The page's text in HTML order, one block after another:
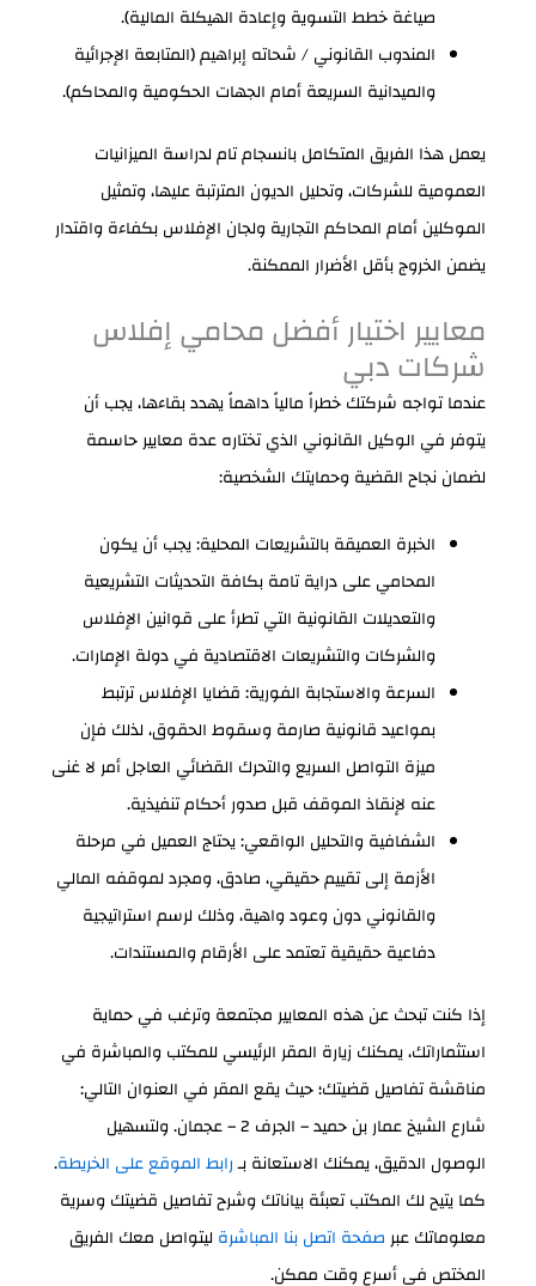
صياغة خطط التسوية وإعادة الهيكلة المالية).
المندوب القانوني / شحاته إبراهيم (المتابعة الإجرائية
والميدانية السريعة أمام الجهات الحكومية والمحاكم).
يعمل هذا الفريق المتكامل بانسجام تام لدراسة الميزانيات
العمومية للشركات، وتحليل الديون المترتبة عليها، وتمثيل
الموكلين أمام المحاكم التجارية ولجان الإفلاس بكفاءة واقتدار
يضمن الخروج بأقل الأضرار الممكنة.
معايير اختيار أفضل محامي إفلاس
شركات دبي
عندما تواجه شركتك خطراً مالياً داهماً يهدد بقاءها، يجب أن
يتوفر في الوكيل القانوني الذي تختاره عدة معايير حاسمة
لضمان نجاح القضية وحمايتك الشخصية:
الخبرة العميقة بالتشريعات المحلية: يجب أن يكون
المحامي على دراية تامة بكافة التحديثات التشريعية
والتعديلات القانونية التي تطرأ على قوانين الإفلاس
والشركات والتشريعات الاقتصادية في دولة الإمارات.
السرعة والاستجابة الفورية: قضايا الإفلاس ترتبط
بمواعيد قانونية صارمة وسقوط الحقوق، لذلك فإن
ميزة التواصل السريع والتحرك القضائي العاجل أمر لا غنى
عنه لإنقاذ الموقف قبل صدور أحكام تنفيذية.
الشفافية والتحليل الواقعي: يحتاج العميل في مرحلة
الأزمة إلى تقييم حقيقي، صادق، ومجرد لموقفه المالي
والقانوني دون وعود واهية، وذلك لرسم استراتيجية
دفاعية حقيقية تعتمد على الأرقام والمستندات.
إذا كنت تبحث عن هذه المعايير مجتمعة وترغب في حماية
استثماراتك، يمكنك زيارة المقر الرئيسي للمكتب والمباشرة في
مناقشة تفاصيل قضيتك؛ حيث يقع المقر في العنوان التالي:
شارع الشيخ عمار بن حميد – الجرف 2 – عجمان. ولتسهيل
الوصول الدقيق، يمكنك الاستعانة بـرابط الموقع على الخريطة.
كما يتيح لك المكتب تعبئة بياناتك وشرح تفاصيل قضيتك وسرية
معلوماتك عبرصفحة اتصل بنا المباشرة ليتواصل معك الفريق
المختص في أسرع وقت ممكن.